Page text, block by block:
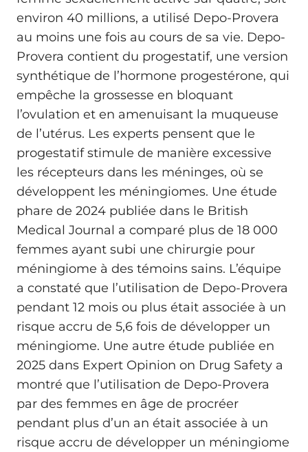
environ 40 millions, a utilisé Depo-Provera
au moins une fois au cours de sa vie. Depo-
Provera contient du progestatif, une version
synthétique de l’hormone progestérone, qui
empêche la grossesse en bloquant
l’ovulation et en amenuisant la muqueuse
de l’utérus. Les experts pensent que le
progestatif stimule de manière excessive
les récepteurs dans les méninges, où se
développent les méningiomes. Une étude
phare de 2024 publiée dans le British
Medical Journal a comparé plus de 18 000
femmes ayant subi une chirurgie pour
méningiome à des témoins sains. L’équipe
a constaté que l’utilisation de Depo-Provera
pendant 12 mois ou plus était associée à un
risque accru de 5,6 fois de développer un
méningiome. Une autre étude publiée en
2025 dans Expert Opinion on Drug Safety a
montré que l’utilisation de Depo-Provera
par des femmes en âge de procréer
pendant plus d’un an était associée à un
risque accru de développer un méningiome